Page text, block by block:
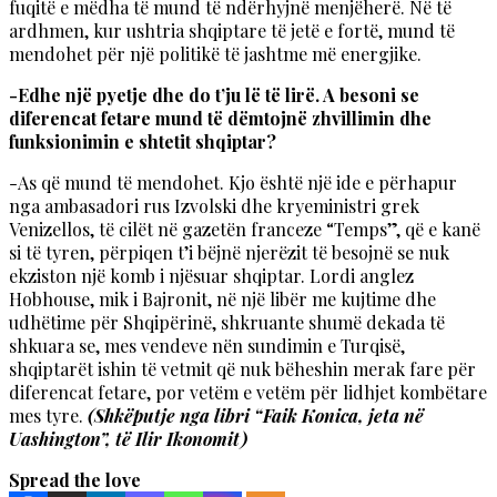
fuqitë e mëdha të mund të ndërhyjnë menjëherë. Në të
ardhmen, kur ushtria shqiptare të jetë e fortë, mund të
mendohet për një politikë të jashtme më energjike.
-Edhe një pyetje dhe do t’ju lë të lirë. A besoni se
diferencat fetare mund të dëmtojnë zhvillimin dhe
funksionimin e shtetit shqiptar?
-As që mund të mendohet. Kjo është një ide e përhapur
nga ambasadori rus Izvolski dhe kryeministri grek
Venizellos, të cilët në gazetën franceze “Temps”, që e kanë
si të tyren, përpiqen t’i bëjnë njerëzit të besojnë se nuk
ekziston një komb i njësuar shqiptar. Lordi anglez
Hobhouse, mik i Bajronit, në një libër me kujtime dhe
udhëtime për Shqipërinë, shkruante shumë dekada të
shkuara se, mes vendeve nën sundimin e Turqisë,
shqiptarët ishin të vetmit që nuk bëheshin merak fare për
diferencat fetare, por vetëm e vetëm për lidhjet kombëtare
mes tyre. (Shkëputje nga libri “Faik Konica, jeta në
Uashington”, të Ilir Ikonomit)
Spread the love